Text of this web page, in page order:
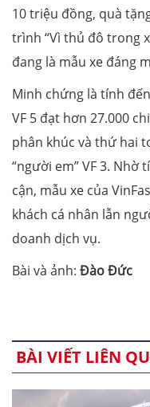
10 triệu đồng, quà
trình “Vì thủ đô trong
đang là mẫu xe đáng
Minh chứng là tính
VF 5 đạt hơn 27.000
phân khúc và thứ hai
“người em” VF 3. Nhờ
cận, mẫu xe của
khách cá nhân lẫn
doanh dịch vụ.
Bài và ảnh: Đào Đức
BÀI VIẾT LIÊN